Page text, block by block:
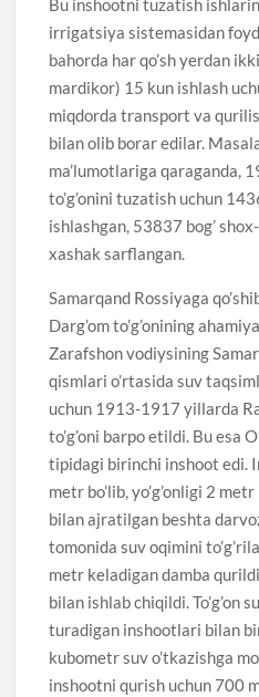
irrigatsiya sistemasidan
bahorda har qo’sh yerdan
mardikor) 15 kun ishlash
miqdorda transport va
bilan olib borar edilar.
ma’lumotlariga qaraganda,
to’g’onini tuzatish uchun
ishlashgan, 53837 bog’
xashak sarflangan.
Samarqand Rossiyaga
Darg’om to’g’onining
Zarafshon vodiysining
qismlari o’rtasida suv
uchun 1913-1917 yillarda
to’g’oni barpo etildi. Bu esa
tipidagi birinchi inshoot edi.
metr bo’lib, yo’g’onligi 2
bilan ajratilgan beshta
tomonida suv oqimini
metr keladigan damba
bilan ishlab chiqildi. To’g’on
turadigan inshootlari bilan
kubometr suv o’tkazishga
inshootni qurish uchun 700